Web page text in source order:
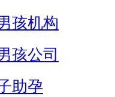
孩机构
孩公司
助孕